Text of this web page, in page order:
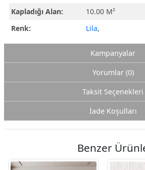
Kapladığı Alan:
10.00 M²
Renk:
Lila,
Kampanyalar
Yorumlar (0)
Taksit Seçenekleri
İade Koşulları
Benzer